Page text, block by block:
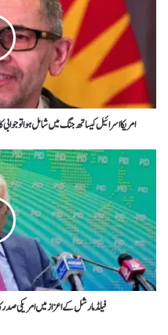
امریکا اسرائیل کیساتھ جنگ میں شامل ہوا تو
فیلڈ مارشل کے اعزاز میں امریکی